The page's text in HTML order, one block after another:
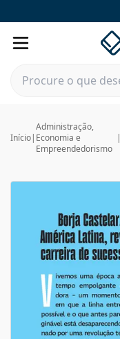
Início|
Administração,
Economia e
Empreendedorismo
|